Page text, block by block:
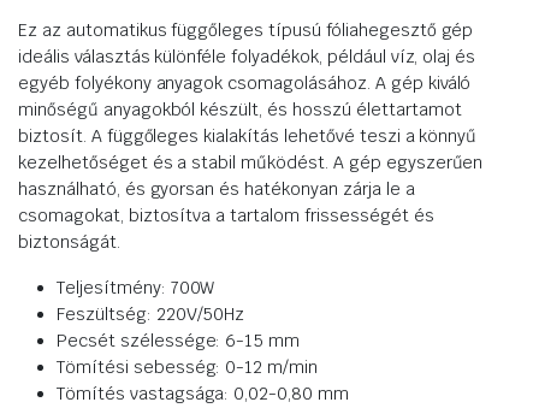
Ez az automatikus függőleges típusú fóliahegesztő gép
ideális választás különféle folyadékok, például víz, olaj és
egyéb folyékony anyagok csomagolásához. A gép kiváló
minőségű anyagokból készült, és hosszú élettartamot
biztosít. A függőleges kialakítás lehetővé teszi a könnyű
kezelhetőséget és a stabil működést. A gép egyszerűen
használható, és gyorsan és hatékonyan zárja le a
csomagokat, biztosítva a tartalom frissességét és
biztonságát.
Teljesítmény: 700W
Feszültség: 220V/50Hz
Pecsét szélessége: 6-15 mm
Tömítési sebesség: 0-12 m/min
Tömítés vastagsága: 0,02-0,80 mm